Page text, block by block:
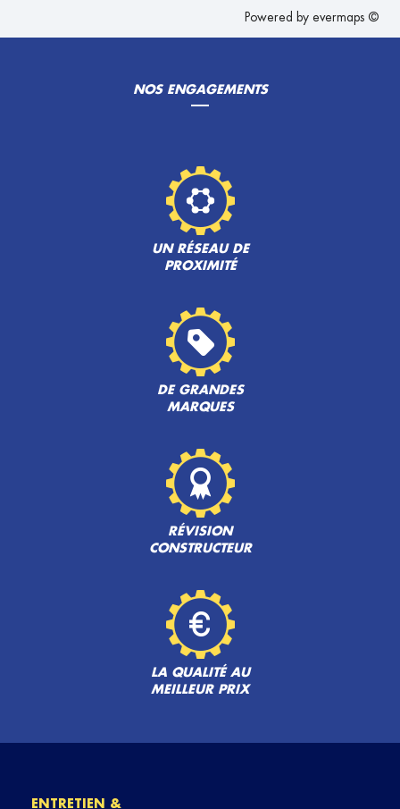
Powered by evermaps ©
NOS ENGAGEMENTS
UN RÉSEAU DE
PROXIMITÉ
DE GRANDES
MARQUES
RÉVISION
CONSTRUCTEUR
LA QUALITÉ AU
MEILLEUR PRIX
ENTRETIEN &